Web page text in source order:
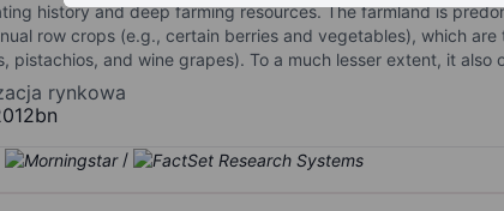
history and deep farming resources. The farmland is
row crops (e.g., certain berries and vegetables), which
pistachios, and wine grapes). To a much lesser extent, it
rynkowa
/